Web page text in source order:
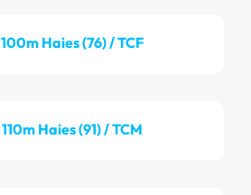
100m Haies (76) / TCF
110m Haies (91) / TCM